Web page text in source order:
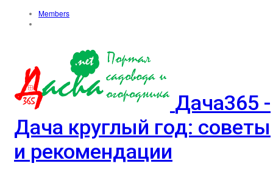
Members
Дача365 -
Дача круглый год: советы
и рекомендации